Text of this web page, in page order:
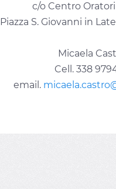
c/o Centro
Piazza S. Giovanni in
Micaela
Cell. 338
email.